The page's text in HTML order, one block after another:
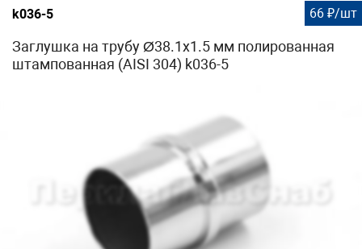
k036-5 66 ₽/шт
Заглушка на трубу Ø38.1х1.5 мм полированная
штампованная (AISI 304) k036-5